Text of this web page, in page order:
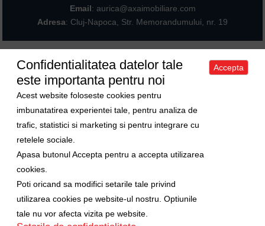
Email: aurica@axaimobiliare.com
Adresa: Cluj-Napoca, Str. Memorandumului, nr. 19
Acasa|Despre noi|Apartamente|Case/Vile Terenuri|Spatii
comerciale|Trimite oferta ta|Contact
Politica de confidentialitate
|Politica de cookies
Curs valutar
1 Euro = 5.2489 RON
Ne gasiti si pe
Copyright © 2009-2026 Axa Imobiliare
Confidentialitatea datelor tale
este importanta pentru noi
Acest website foloseste cookies pentru
imbunatatirea experientei tale, pentru analiza de
trafic, statistici si marketing si pentru integrare cu
retelele sociale.
Apasa butonul Accepta pentru a accepta utilizarea
cookies.
Poti oricand sa modifici setarile tale privind
utilizarea cookies pe website-ul nostru. Optiunile
tale nu vor afecta vizita pe website.
Accepta